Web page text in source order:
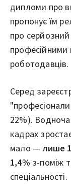
дипломи про
пропонує їм
про
професійними
роботодавців.
Серед
22%).
кадрах
мало —лише
1,4% з-поміж
спеціальності.